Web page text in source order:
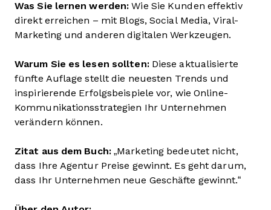
Was Sie lernen werden: Wie Sie Kunden effektiv
direkt erreichen – mit Blogs, Social Media, Viral-
Marketing und anderen digitalen Werkzeugen.
Warum Sie es lesen sollten:Diese aktualisierte
fünfte Auflage stellt die neuesten Trends und
inspirierende Erfolgsbeispiele vor, wie Online-
Kommunikationsstrategien Ihr Unternehmen
verändern können.
Zitat aus dem Buch:„Marketing bedeutet nicht,
dass Ihre Agentur Preise gewinnt. Es geht darum,
dass Ihr Unternehmen neue Geschäfte gewinnt.“